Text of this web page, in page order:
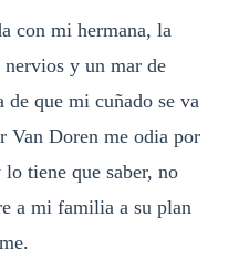
con mi hermana, la
y un mar de
de que mi cuñado se va
Van Doren me odia por
tiene que saber, no
a mi familia a su plan